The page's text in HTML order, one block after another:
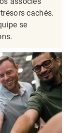
cachés.
se